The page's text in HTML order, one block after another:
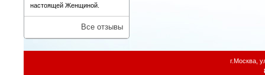
настоящей Женщиной.
Все отзывы
г.Москва,